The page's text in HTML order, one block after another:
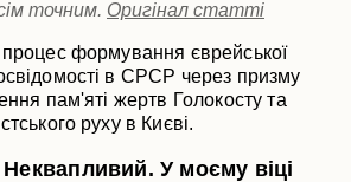
точним. Оригінал статті
формування єврейської
в СРСР через призму
пам'яті жертв Голокосту та
руху в Києві.
У моєму віці